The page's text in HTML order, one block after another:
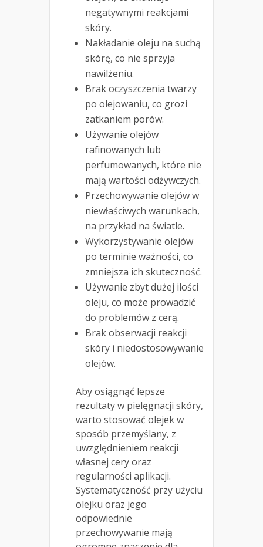
negatywnymi reakcjami
skóry.
Nakładanie oleju na suchą
skórę, co nie sprzyja
nawilżeniu.
Brak oczyszczenia twarzy
po olejowaniu, co grozi
zatkaniem porów.
Używanie olejów
rafinowanych lub
perfumowanych, które nie
mają wartości odżywczych.
Przechowywanie olejów w
niewłaściwych warunkach,
na przykład na światle.
Wykorzystywanie olejów
po terminie ważności, co
zmniejsza ich skuteczność.
Używanie zbyt dużej ilości
oleju, co może prowadzić
do problemów z cerą.
Brak obserwacji reakcji
skóry i niedostosowywanie
olejów.
Aby osiągnąć lepsze
rezultaty w pielęgnacji skóry,
warto stosować olejek w
sposób przemyślany, z
uwzględnieniem reakcji
własnej cery oraz
regularności aplikacji.
Systematyczność przy użyciu
olejku oraz jego
odpowiednie
przechowywanie mają